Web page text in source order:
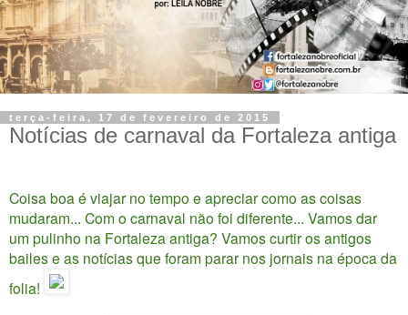
terça-feira, 17 de fevereiro de 2015
Notícias de carnaval da Fortaleza antiga
Coisa boa é viajar no tempo e apreciar como as coisas
mudaram... Com o carnaval não foi diferente... Vamos dar
um pulinho na Fortaleza antiga? Vamos curtir os antigos
bailes e as notícias que foram parar nos jornais na época da
folia!